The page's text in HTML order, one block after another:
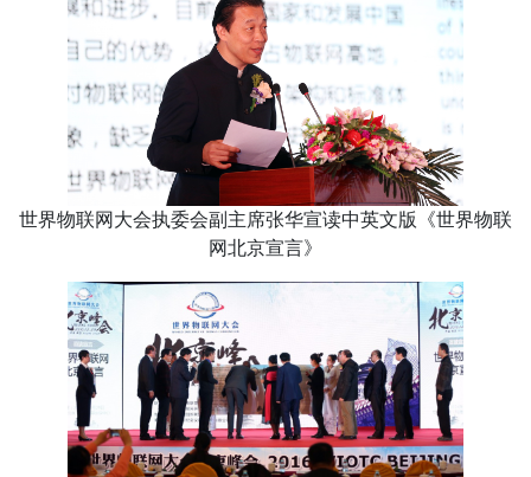
世界物联网大会执委会副主席张华宣读中英文版《世界物联
网北京宣言》